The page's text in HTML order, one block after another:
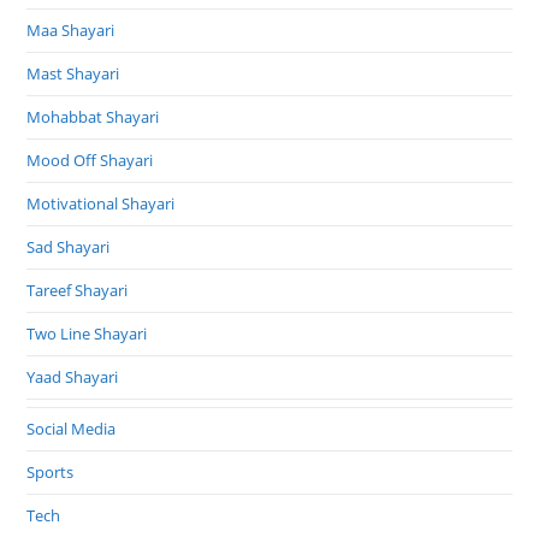
Maa Shayari
Mast Shayari
Mohabbat Shayari
Mood Off Shayari
Motivational Shayari
Sad Shayari
Tareef Shayari
Two Line Shayari
Yaad Shayari
Social Media
Sports
Tech